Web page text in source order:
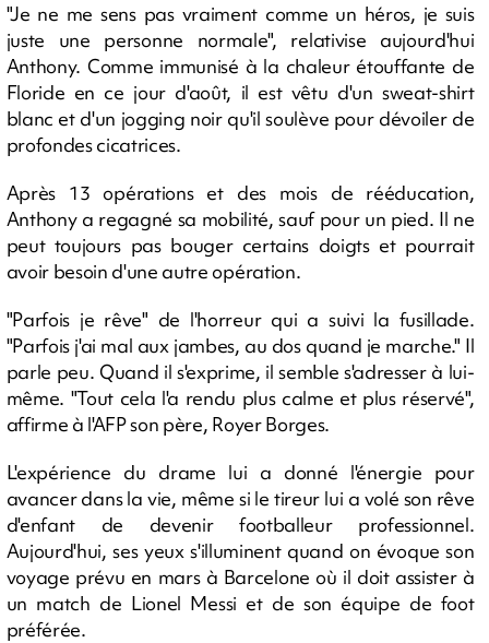
"Je ne me sens pas vraiment comme un héros, je suis
juste une personne normale", relativise aujourd'hui
Anthony. Comme immunisé à la chaleur étouffante de
Floride en ce jour d'août, il est vêtu d'un sweat-shirt
blanc et d'un jogging noir qu'il soulève pour dévoiler de
profondes cicatrices.
Après 13 opérations et des mois de rééducation,
Anthony a regagné sa mobilité, sauf pour un pied. Il ne
peut toujours pas bouger certains doigts et pourrait
avoir besoin d'une autre opération.
"Parfois je rêve" de l'horreur qui a suivi la fusillade.
"Parfois j'ai mal aux jambes, au dos quand je marche." Il
parle peu. Quand il s'exprime, il semble s'adresser à lui-
même. "Tout cela l'a rendu plus calme et plus réservé",
affirme à l'AFP son père, Royer Borges.
L'expérience du drame lui a donné l'énergie pour
avancer dans la vie, même si le tireur lui a volé son rêve
d'enfant de devenir footballeur professionnel.
Aujourd'hui, ses yeux s'illuminent quand on évoque son
voyage prévu en mars à Barcelone où il doit assister à
un match de Lionel Messi et de son équipe de foot
préférée.